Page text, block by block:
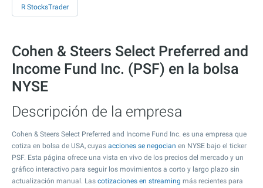
R StocksTrader
Cohen & Steers Select Preferred and
Income Fund Inc. (PSF) en la bolsa
NYSE
Descripción de la empresa
Cohen & Steers Select Preferred and Income Fund Inc. es una empresa que
cotiza en bolsa de USA, cuyas acciones se negocian en NYSE bajo el ticker
PSF. Esta página ofrece una vista en vivo de los precios del mercado y un
gráfico interactivo para seguir los movimientos a corto y largo plazo sin
actualización manual. Las cotizaciones en streaming más recientes para